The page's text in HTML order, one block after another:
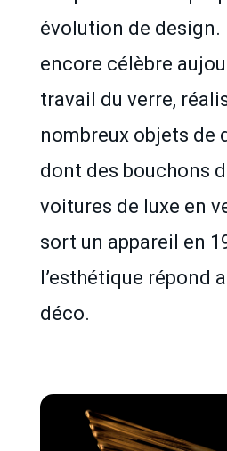
évolution de design.
encore célèbre
travail du verre,
nombreux objets de
dont des bouchons
voitures de luxe en
sort un appareil en
l’esthétique répond
déco.